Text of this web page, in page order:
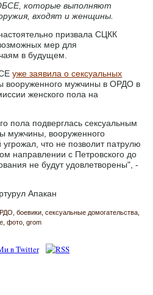
которые выполняют
входят и женщины.
призвала СЦКК
мер для
в будущем.
уже заявила о сексуальных
вооруженного мужчины в ОРДО в
женского пола на
пола подверглась сексуальным
мужчины, вооруженного
что не позволит патрулю
направлении с Петровского до
не будут удовлетворены", -
Апакан
боевики сексуальные домогательства
фото grom